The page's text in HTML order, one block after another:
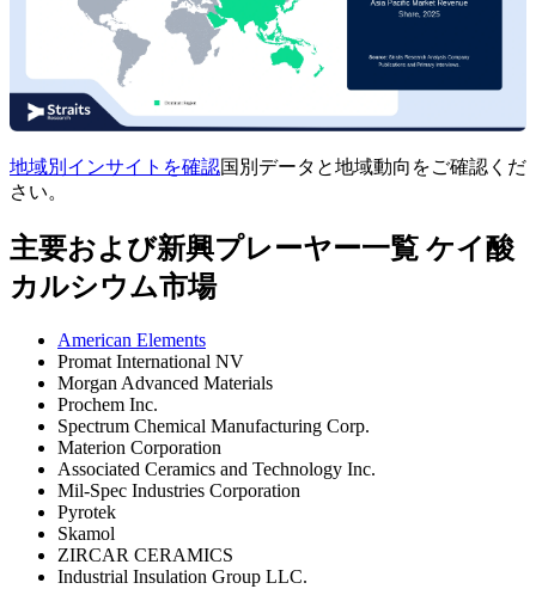
地域別インサイトを確認国別データと地域動向をご確認くだ
さい。
主要および新興プレーヤー一覧 ケイ酸
カルシウム市場
American Elements
Promat International NV
Morgan Advanced Materials
Prochem Inc.
Spectrum Chemical Manufacturing Corp.
Materion Corporation
Associated Ceramics and Technology Inc.
Mil-Spec Industries Corporation
Pyrotek
Skamol
ZIRCAR CERAMICS
Industrial Insulation Group LLC.